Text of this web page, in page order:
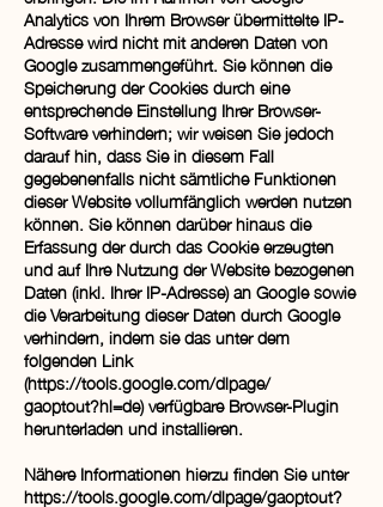
Analytics von Ihrem Browser übermittelte IP-
Adresse wird nicht mit anderen Daten von
Google zusammengeführt. Sie können die
Speicherung der Cookies durch eine
entsprechende Einstellung Ihrer Browser-
Software verhindern; wir weisen Sie jedoch
darauf hin, dass Sie in diesem Fall
gegebenenfalls nicht sämtliche Funktionen
dieser Website vollumfänglich werden nutzen
können. Sie können darüber hinaus die
Erfassung der durch das Cookie erzeugten
und auf Ihre Nutzung der Website bezogenen
Daten (inkl. Ihrer IP-Adresse) an Google sowie
die Verarbeitung dieser Daten durch Google
verhindern, indem sie das unter dem
folgenden Link
(https://tools.google.com/dlpage/
gaoptout?hl=de) verfügbare Browser-Plugin
herunterladen und installieren.
Nähere Informationen hierzu finden Sie unter
https://tools.google.com/dlpage/gaoptout?